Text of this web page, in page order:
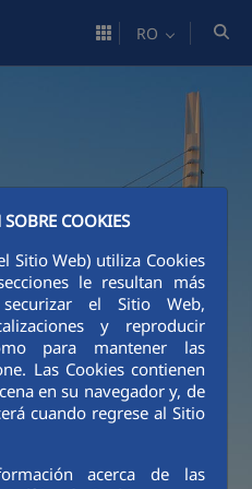
COOKIES
Sitio Web) utiliza Cookies
le resultan más
el Sitio Web,
y reproducir
para mantener las
Las Cookies contienen
en su navegador y, de
cuando regrese al Sitio
acerca de las
RO
în sectorul